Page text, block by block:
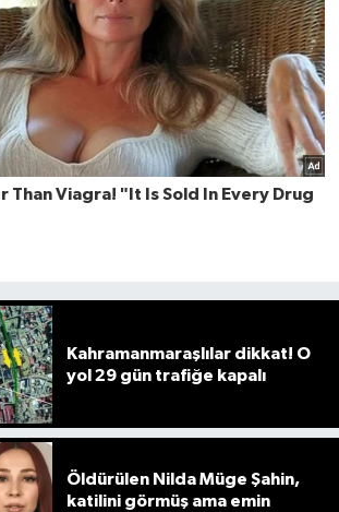
Kahramanmaraşlılar dikkat! O
yol 29 gün trafiğe kapalı
Öldürülen Nilda Müge Şahin,
katilini görmüş ama emin